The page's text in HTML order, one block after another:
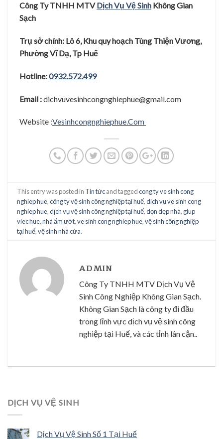
Công Ty TNHH MTVDịch Vụ Vệ Sinh Không Gian
Sạch
Trụ sởchính: Lô 6, Khu quy hoạch Tùng Thiện Vương,
Phường VĩDạ, Tp Huê
Hotline:0932.572.499
Email :dichvuvesinhcongnghiephue@gmail.com
Website :Vesinhcongnghiephue.Com
This entry was posted in Tin tứcand taggedcong ty ve sinh cong
nghiep hue,công ty vệ sinh công nghiệp tại huế,dich vu ve sinh cong
nghiep hue,dịch vụ vệ sinh công nghiệp tại huế,dọn dẹp nhà, giup
viec hue,nhà ẩm ướt,ve sinh cong nghiep hue,vệ sinh công nghiệp
tại huế,vệ sinh nhà cửa.
ADMIN
Công Ty TNHH MTV Dịch Vụ Vệ
Sinh Công Nghiệp Không Gian Sạch.
Không Gian Sạch là công ty đi đầu
trong lĩnh vực dịch vụ vệ sinh công
nghiệp tại Huế, và các tỉnh lân cận..
DỊCH VỤ VỆ SINH
Dịch Vụ Vệ Sinh Số 1 Tại Huế